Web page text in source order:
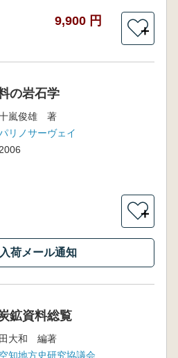
9,900 円
＋
の岩石学
嵐俊雄 著
リノサーヴェイ
＋
荷メール通知
鉱資料総覧
大和 編著
空知地方史研究協議会